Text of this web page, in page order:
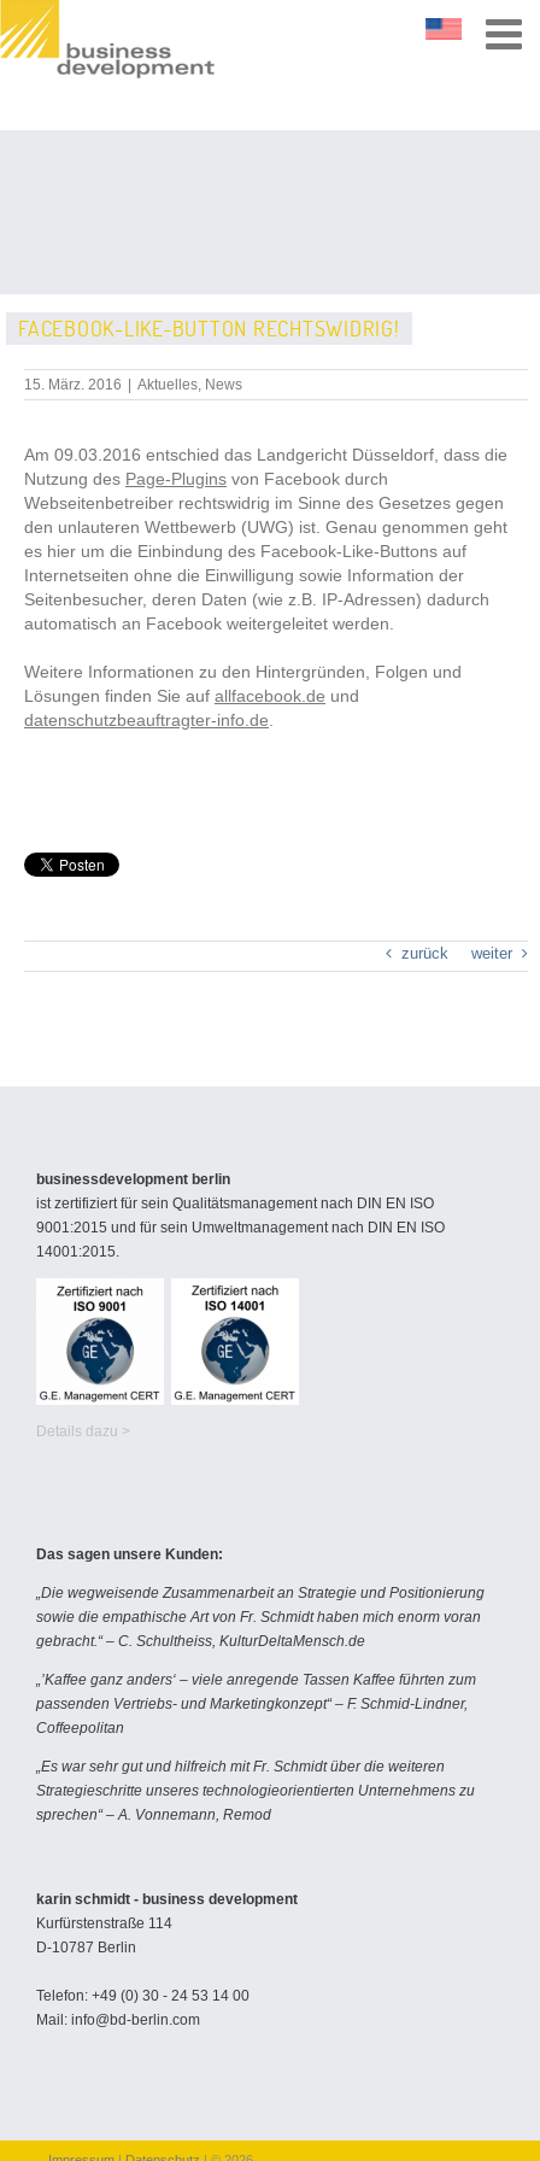
FACEBOOK-LIKE-BUTTON RECHTSWIDRIG!
15. März. 2016 Aktuelles, News
Am 09.03.2016 entschied das Landgericht Düsseldorf, dass die
Nutzung des Page-Plugins von Facebook durch
Webseitenbetreiber rechtswidrig im Sinne des Gesetzes gegen
den unlauteren Wettbewerb (UWG) ist. Genau genommen geht
es hier um die Einbindung des Facebook-Like-Buttons auf
Internetseiten ohne die Einwilligung sowie Information der
Seitenbesucher, deren Daten (wie z.B. IP-Adressen) dadurch
automatisch an Facebook weitergeleitet werden.
Weitere Informationen zu den Hintergründen, Folgen und
Lösungen finden Sie auf allfacebook.de und
datenschutzbeauftragter-info.de
zurück weiter
businessdevelopment berlin
ist zertifiziert für sein Qualitätsmanagement nach DIN EN ISO
9001:2015 und für sein Umweltmanagement nach DIN EN ISO
14001:2015.
Details dazu >
Das sagen unsere Kunden:
„Die wegweisende Zusammenarbeit an Strategie und Positionierung
sowie die empathische Art von Fr. Schmidt haben mich enorm voran
gebracht.“ – C. Schultheiss, KulturDeltaMensch.de
„’Kaffee ganz anders‘ – viele anregende Tassen Kaffee führten zum
passenden Vertriebs- und Marketingkonzept“ – F. Schmid-Lindner,
Coffeepolitan
„Es war sehr gut und hilfreich mit Fr. Schmidt über die weiteren
Strategieschritte unseres technologieorientierten Unternehmens zu
sprechen“ – A. Vonnemann, Remod
karin schmidt - business development
Kurfürstenstraße 114
D-10787 Berlin
Telefon: +49 (0) 30 - 24 53 14 00
Mail: info@bd-berlin.com